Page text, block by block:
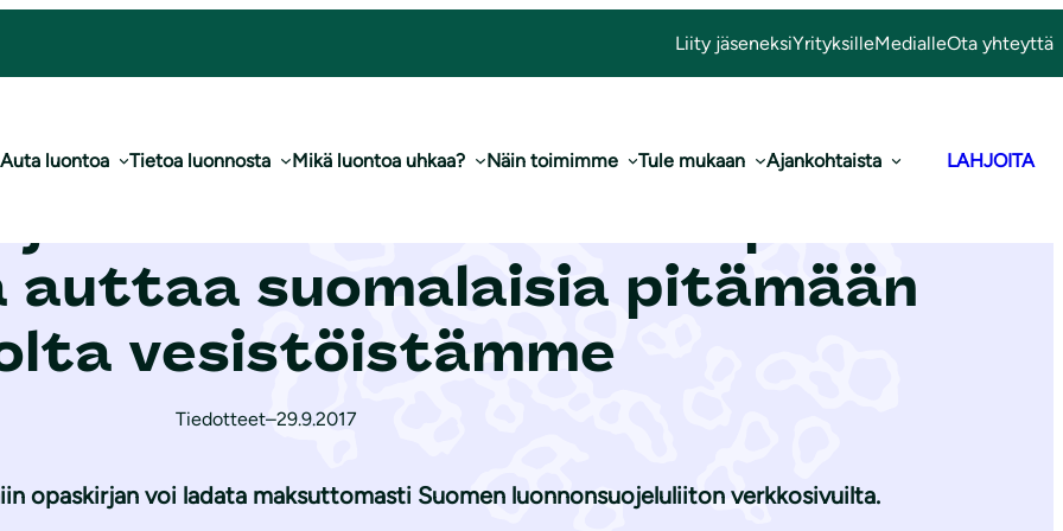
Liity jäseneksiYrityksilleMedialleOta yhteyttä
Auta luontoa Tietoa luonnosta Mikä luontoa uhkaa? Näin toimimme Tule mukaan Ajankohtaista LAHJOITA
auttaa suomalaisia pitämään huolta vesistöistämme
auttaa suomalaisia pitämään
vesistöistämme
Tiedotteet–29.9.2017
opaskirjan voi ladata maksuttomasti Suomen luonnonsuojeluliiton verkkosivuilta.